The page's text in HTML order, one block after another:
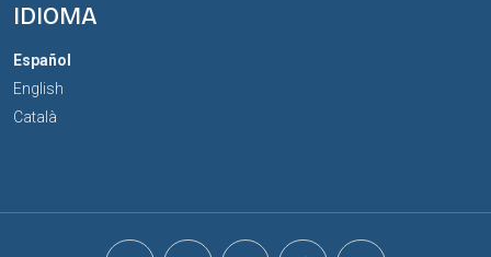
IDIOMA
Español
English
Català